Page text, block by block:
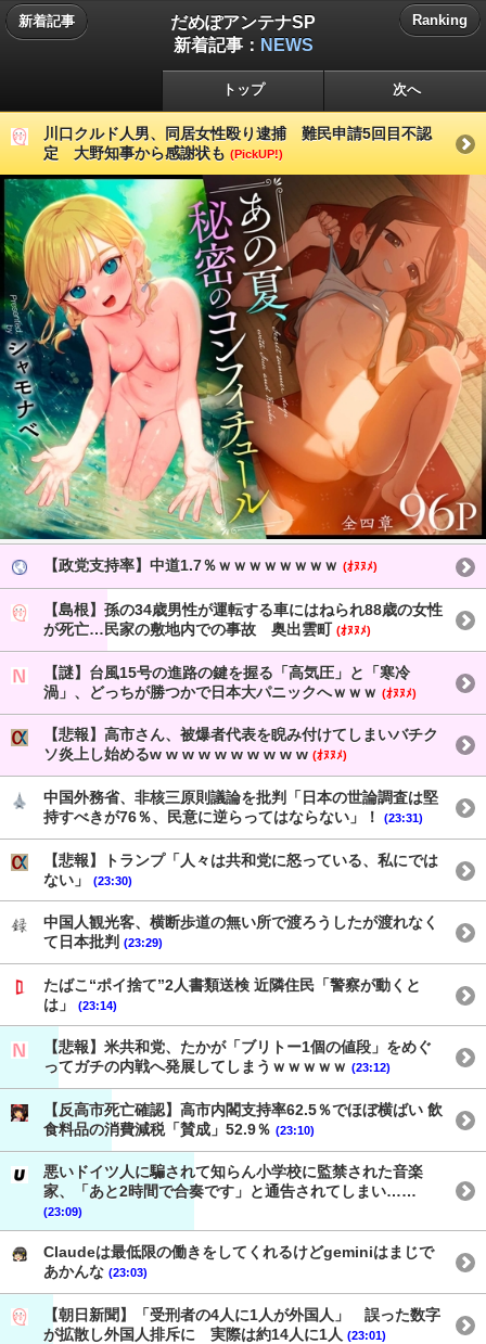
新着記事
だめぽアンテナSP
新着記事： NEWS
Ranking
トップ 次へ
川口クルド人男、同居女性殴り逮捕 難民申請5回目不認
定 大野知事から感謝状も (PickUP!)
【政党支持率】中道1.7％ｗｗｗｗｗｗｗｗ (ｵﾇﾇﾒ)
【島根】孫の34歳男性が運転する車にはねられ88歳の女性
が死亡…民家の敷地内での事故 奥出雲町 (ｵﾇﾇﾒ)
【謎】台風15号の進路の鍵を握る「高気圧」と「寒冷
渦」、どっちが勝つかで日本大パニックへｗｗｗ (ｵﾇﾇﾒ)
【悲報】高市さん、被爆者代表を睨み付けてしまいバチク
ソ炎上し始めるw w w w w w w w w w (ｵﾇﾇﾒ)
中国外務省、非核三原則議論を批判「日本の世論調査は堅
持すべきが76％、民意に逆らってはならない」！
(23:31)
【悲報】トランプ「人々は共和党に怒っている、私にでは
ない」
(23:30)
中国人観光客、横断歩道の無い所で渡ろうしたが渡れなく
て日本批判 (23:29)
たばこ“ポイ捨て”2人書類送検 近隣住民「警察が動くと
は」
(23:14)
【悲報】米共和党、たかが「ブリトー1個の値段」をめぐ
ってガチの内戦へ発展してしまうｗｗｗｗｗ (23:12)
【反高市死亡確認】高市内閣支持率62.5％でほぼ横ばい 飲
食料品の消費減税「賛成」52.9％ (23:10)
悪いドイツ人に騙されて知らん小学校に監禁された音楽
家、「あと2時間で合奏です」と通告されてしまい……
(23:09)
Claudeは最低限の働きをしてくれるけどgeminiはまじで
あかんな (23:03)
【朝日新聞】「受刑者の4人に1人が外国人」 誤った数字
が拡散し外国人排斥に 実際は約14人に1人 (23:01)